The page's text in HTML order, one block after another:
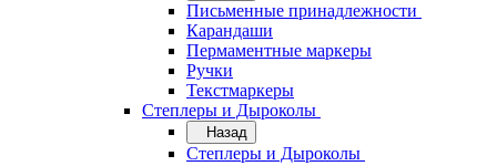
Письменные принадлежности
Карандаши
Пермаментные маркеры
Ручки
Текстмаркеры
Степлеры и Дыроколы
Назад
Степлеры и Дыроколы